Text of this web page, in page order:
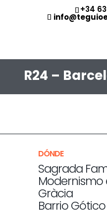
+34
R24 –
DÓNDE
Sagrada
Modernismo
Gràcia
Barrio Gótico